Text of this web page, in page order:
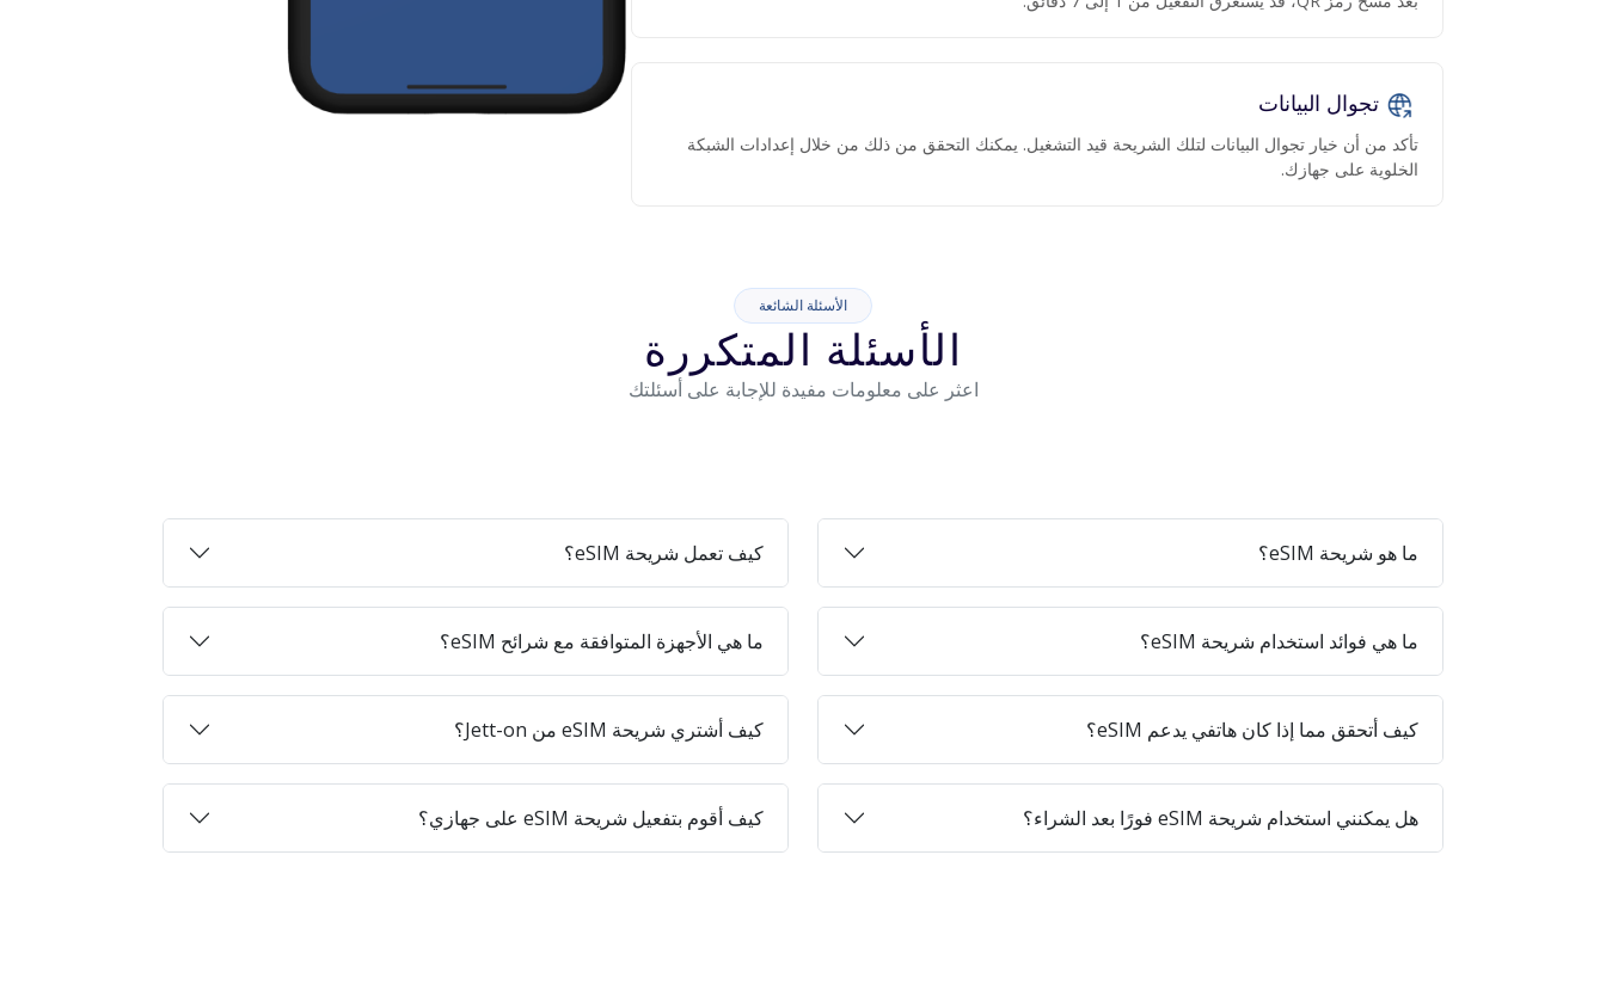
تجوال البيانات
تأكد من أن خيار تجوال البيانات لتلك الشريحة قيد التشغيل. يمكنك التحقق من ذلك من خلال إعدادات الشبكة
الخلوية على جهازك.
الأسئلة الشائعة
الأسئلة المتكررة
اعثر على معلومات مفيدة للإجابة على أسئلتك
ما هو شريحة eSIM؟ كيف تعمل شريحة eSIM؟
ما هي فوائد استخدام شريحة eSIM؟ ما هي الأجهزة المتوافقة مع شرائح eSIM؟
كيف أتحقق مما إذا كان هاتفي يدعم eSIM؟ كيف أشتري شريحة eSIM من Jett-on؟
هل يمكنني استخدام شريحة eSIM فورًا بعد الشراء؟ كيف أقوم بتفعيل شريحة eSIM على جهازي؟